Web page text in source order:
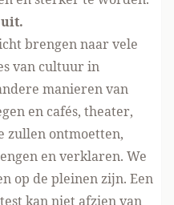
uit.
brengen naar vele
van cultuur in
manieren van
en cafés, theater,
zullen ontmoetten,
en verklaren. We
op de pleinen zijn. Een
kan niet afzien van